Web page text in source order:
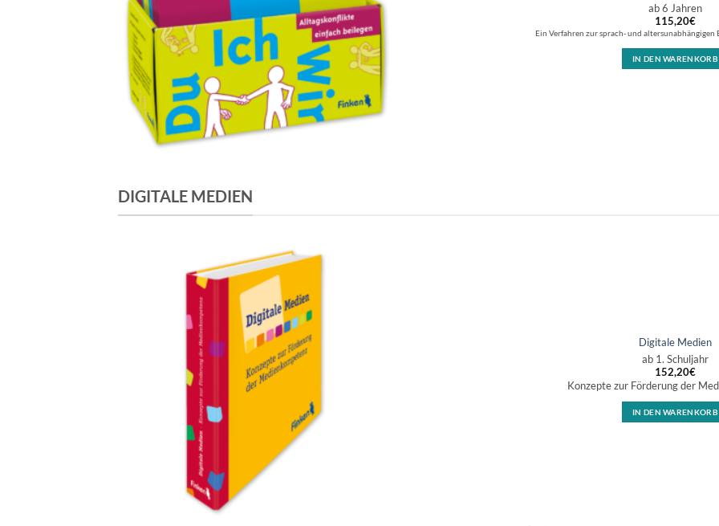
ab 6 Jahren
115,20€
Ein Verfahren zur sprach- und
IN DEN WARENKORB
DIGITALE MEDIEN
Digitale Medien
ab 1. Schuljahr
152,20€
Konzepte zur Förderung der
IN DEN WARENKORB